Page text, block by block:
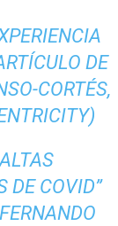
DE
CORTÉS,
DE COVID”